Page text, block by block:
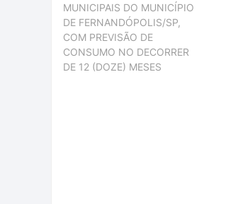
MUNICIPAIS DO MUNICÍPIO
DE FERNANDÓPOLIS/SP,
COM PREVISÃO DE
CONSUMO NO DECORRER
DE 12 (DOZE) MESES